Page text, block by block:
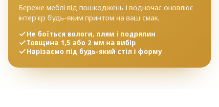
Береже меблі від пошкоджень і водночас оновлює
інтер'єр будь-яким принтом на ваш смак.
Не боїться вологи, плям і подряпин
Товщина 1,5 або 2 мм на вибір
Нарізаємо під будь-який стіл і форму